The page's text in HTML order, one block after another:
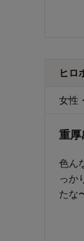
ヒロ
女性
重厚
色ん
っか
たな